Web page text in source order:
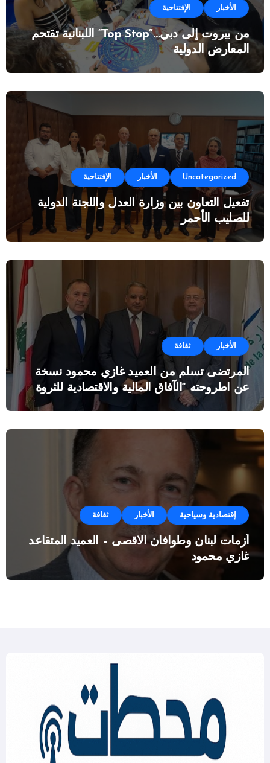
الأخبار الإفتتاحية
من بيروت إلى دبي…”Top Stop” اللبنانية تقتحم
المعارض الدولية
Uncategorized الأخبار الإفتتاحية
تفعيل التعاون بين وزارة العدل واللجنة الدولية
للصليب الأحمر
الأخبار ثقافة
المرتضى تسلم من العميد غازي محمود نسخة
عن اطروحته “الآفاق المالية والاقتصادية للثروة
إقتصادية وسياحية الأخبار ثقافة
أزمات لبنان وطوافان الاقصى – العميد المتقاعد
غازي محمود